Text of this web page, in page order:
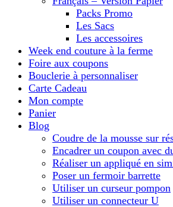
Packs Promo
Les Sacs
Les accessoires
Week end couture à la ferme
Foire aux coupons
Bouclerie à personnaliser
Carte Cadeau
Mon compte
Panier
Blog
Coudre de la mousse sur
Encadrer un coupon avec
Réaliser un appliqué en
Poser un fermoir barrette
Utiliser un curseur pompon
Utiliser un connecteur U